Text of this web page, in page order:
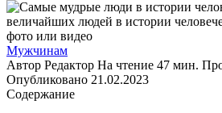
Мужчинам
Автор Редактор На чтение 47 мин.
Опубликовано 21.02.2023
Содержание